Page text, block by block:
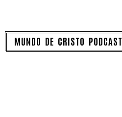
MUNDO DE CRISTO PODCAST